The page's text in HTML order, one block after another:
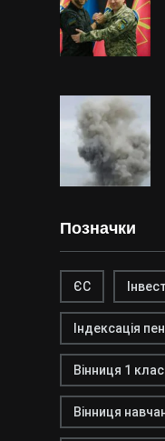
Позначки
ЄС
Індексація
Вінниця 1 клас
Вінниця